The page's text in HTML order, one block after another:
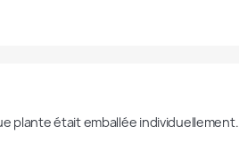
plante était emballée individuellement.